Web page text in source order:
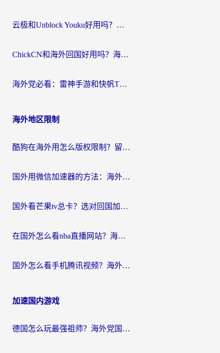
云极和Unblock Youku好用吗？海外党亲测+2026回国加速器避坑指南
ChickCN和海外回国好用吗？海外党2026亲测：从手游到影音，选对加速器的3个关键
海外党必看：雷神手游和快帆TV版好用吗？3步选对回国加速器不踩坑
海外地区限制
酷狗在海外用怎么版权限制？留学生亲测：3步解决听国内音乐难题
国外用微信加速器的方法：海外党无缝连接国内生活的实用指南
国外看芒果tv总卡？选对回国加速器，轻松追《浪姐》不费劲
在国外怎么看nba直播网站？海外党专属体育观赛指南，告别地区限制！
国外怎么看手机腾讯视频？海外党亲测有效的追剧加速器选择指南
加速国内游戏
德国怎么玩最强祖师？海外党国服游戏加速器选择全攻略（附宝可梦Online实测）